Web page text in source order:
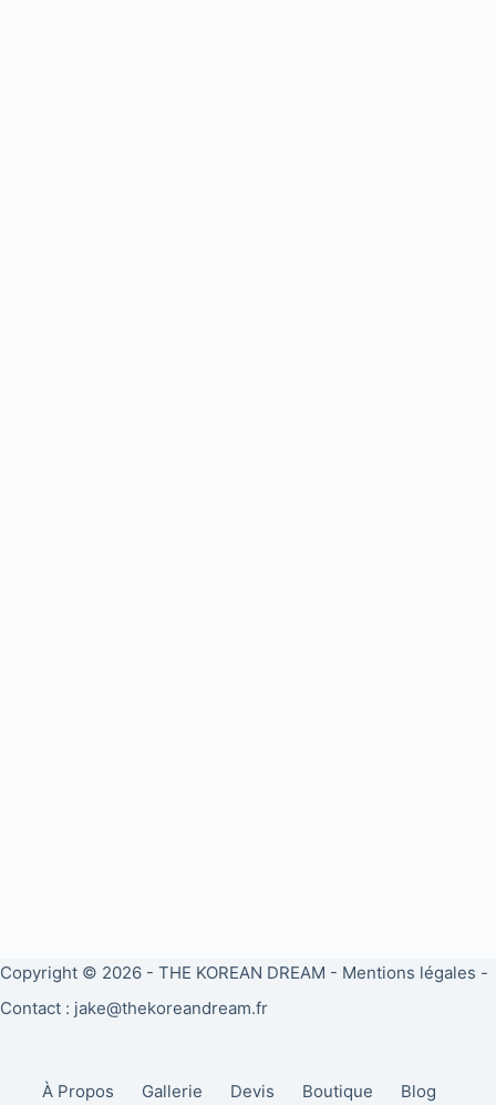
Copyright © 2026 - THE KOREAN DREAM - Mentions légales -
Contact : jake@thekoreandream.fr
À Propos Gallerie Devis Boutique Blog